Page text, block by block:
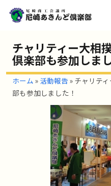
チャリティー大相
倶楽部も参加しま
ホーム » 活動報告» チャリテ
部も参加しました！